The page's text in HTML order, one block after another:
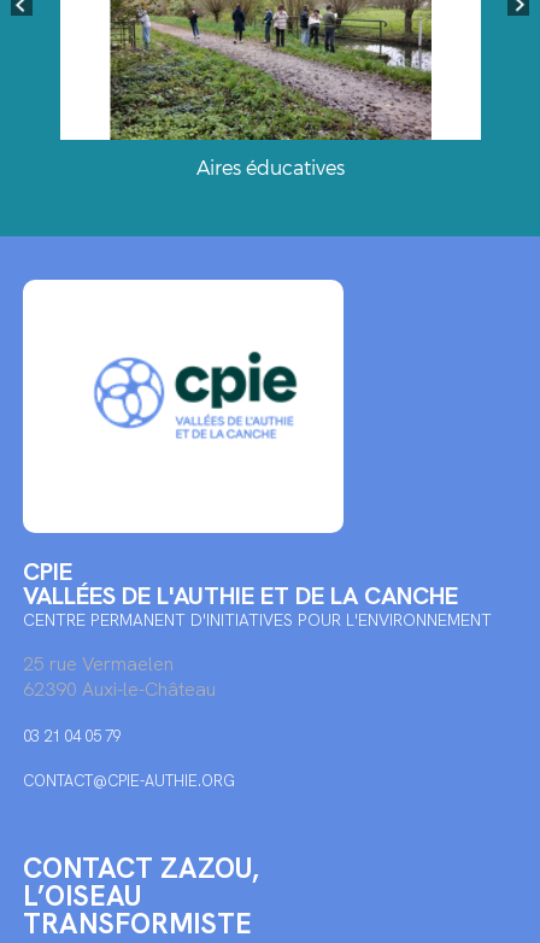
Aires éducatives
CPIE
VALLÉES DE L'AUTHIE ET DE LA CANCHE
CENTRE PERMANENT D'INITIATIVES POUR L'ENVIRONNEMENT
25 rue Vermaelen
62390 Auxi-le-Château
03 21 04 05 79
CONTACT@CPIE-AUTHIE.ORG
CONTACT ZAZOU,
L’OISEAU
TRANSFORMISTE